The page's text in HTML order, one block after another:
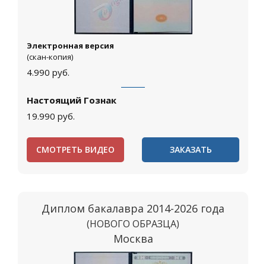
Электронная версия
(скан-копия)
4.990 руб.
Настоящий Гознак
19.990 руб.
СМОТРЕТЬ ВИДЕО ЗАКАЗАТЬ
Диплом бакалавра 2014-2026 года
(НОВОГО ОБРАЗЦА)
Москва